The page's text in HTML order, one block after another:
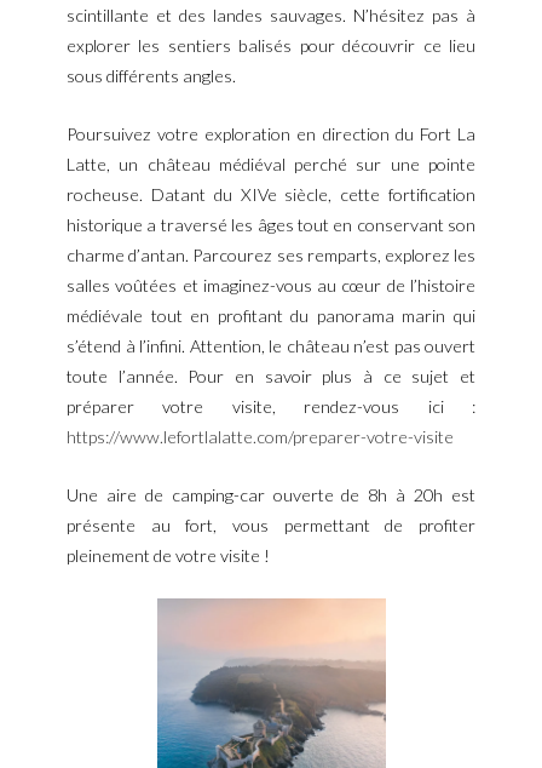
scintillante et des landes sauvages. N’hésitez pas à
explorer les sentiers balisés pour découvrir ce lieu
sous différents angles.
Poursuivez votre exploration en direction du Fort La
Latte, un château médiéval perché sur une pointe
rocheuse. Datant du XIVe siècle, cette fortification
historique a traversé les âges tout en conservant son
charme d’antan. Parcourez ses remparts, explorez les
salles voûtées et imaginez-vous au cœur de l’histoire
médiévale tout en profitant du panorama marin qui
s’étend à l’infini. Attention, le château n’est pas ouvert
toute l’année. Pour en savoir plus à ce sujet et
préparer votre visite, rendez-vous ici :
https://www.lefortlalatte.com/preparer-votre-visite
Une aire de camping-car ouverte de 8h à 20h est
présente au fort, vous permettant de profiter
pleinement de votre visite !